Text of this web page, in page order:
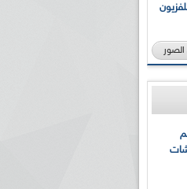
الصور